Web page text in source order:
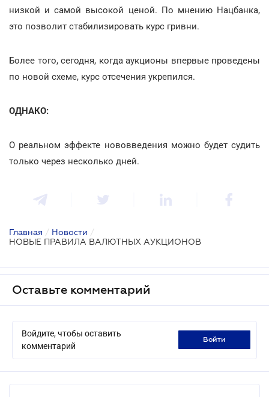
низкой и самой высокой ценой. По мнению Нацбанка,
это позволит стабилизировать курс гривни.
Более того, сегодня, когда аукционы впервые проведены
по новой схеме, курс отсечения укрепился.
ОДНАКО:
О реальном эффекте нововведения можно будет судить
только через несколько дней.
Главная / Новости /
НОВЫЕ ПРАВИЛА ВАЛЮТНЫХ АУКЦИОНОВ
Оставьте комментарий
Войдите, чтобы оставить
комментарий
войти